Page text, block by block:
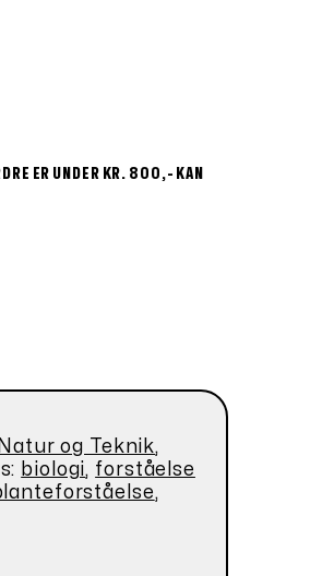
ER UNDER KR. 800,- KAN
Natur og Teknik,
biologi, forståelse
,